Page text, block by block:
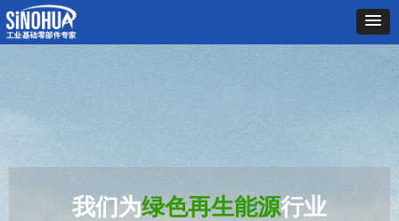
我们为绿色再生能源行业